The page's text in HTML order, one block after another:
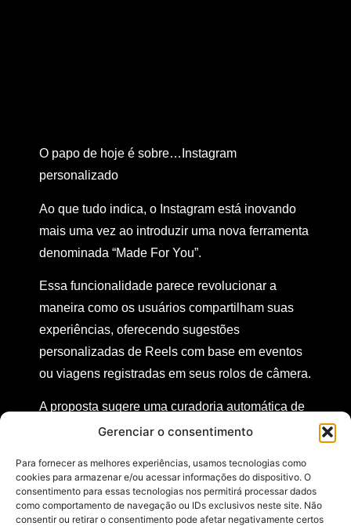
Gerenciar o consentimento
Para fornecer as melhores experiências, usamos tecnologias como
cookies para armazenar e/ou acessar informações do dispositivo. O
consentimento para essas tecnologias nos permitirá processar dados
como comportamento de navegação ou IDs exclusivos neste site. Não
consentir ou retirar o consentimento pode afetar negativamente certos
O papo de hoje é sobre…Instagram
personalizado
Ao que tudo indica, o Instagram está inovando
mais uma vez ao introduzir uma nova ferramenta
denominada “Made For You”.
Essa funcionalidade parece revolucionar a
maneira como os usuários compartilham suas
experiências, oferecendo sugestões
personalizadas de Reels com base em eventos
ou viagens registradas em seus rolos de câmera.
A proposta sugere uma curadoria automática de
vídeos e fotos, simplificando o processo de
Com essa abordagem proativa, o Instagram
busca facilitar ainda mais a experiência dos
usuários, proporcionando uma maneira intuitiva